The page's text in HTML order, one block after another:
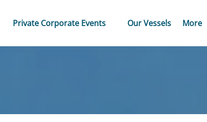
Private Corporate Events Our Vessels More
Menu